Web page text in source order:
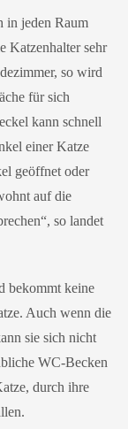
in jeden Raum
Katzenhalter sehr
so wird
für sich
kann schnell
einer Katze
geöffnet oder
auf die
so landet
bekommt keine
Auch wenn die
sie sich nicht
WC-Becken
durch ihre